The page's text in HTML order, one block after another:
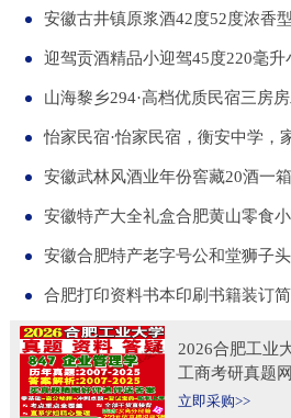
安徽武林风酒业年份窖藏20酒一
2026合肥工业
工商考研真题
料考前冲刺押
立即采购>>